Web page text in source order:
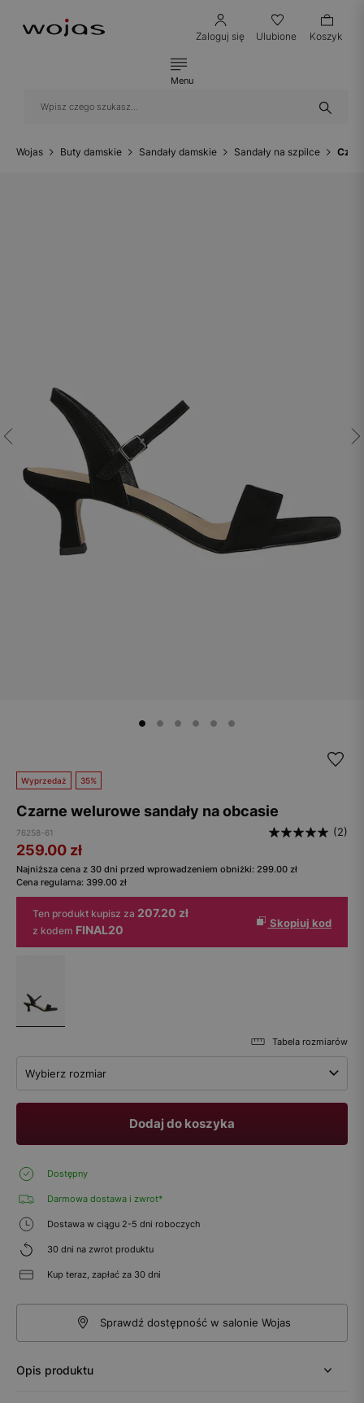
Zaloguj się Ulubione Koszyk
Menu
Wojas Buty damskie Sandały damskie Sandały na szpilce
Wyprzedaż 35%
Czarne welurowe sandały na obcasie
76258-61 (2)
259.00 zł
Najniższa cena z 30 dni przed wprowadzeniem obniżki: 299.00 zł
Cena regularna: 399.00 zł
Ten produkt kupisz za 207.20 zł
z kodem FINAL20 Skopiuj kod
Tabela rozmiarów
Wybierz rozmiar
Dodaj do koszyka
Dostępny
Darmowa dostawa i zwrot*
Dostawa w ciągu 2-5 dni roboczych
30 dni na zwrot produktu
Kup teraz, zapłać za 30 dni
Sprawdź dostępność w salonie Wojas
Opis produktu